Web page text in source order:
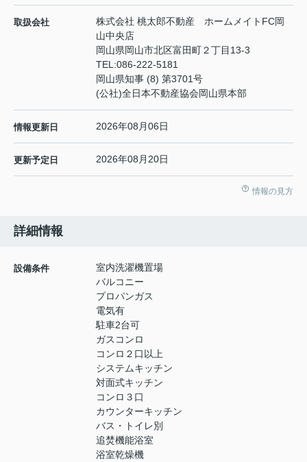
取扱会社
株式会社 桃太郎不動産 ホームメイトFC岡
山中央店
岡山県岡山市北区富田町２丁目13-3
TEL:086-222-5181
岡山県知事 (8) 第3701号
(公社)全日本不動産協会岡山県本部
情報更新日 2026年08月06日
更新予定日 2026年08月20日
情報の見方
詳細情報
設備条件
室内洗濯機置場
バルコニー
プロパンガス
電気有
駐車2台可
ガスコンロ
コンロ２口以上
システムキッチン
対面式キッチン
コンロ３口
カウンターキッチン
バス・トイレ別
追焚機能浴室
浴室乾燥機